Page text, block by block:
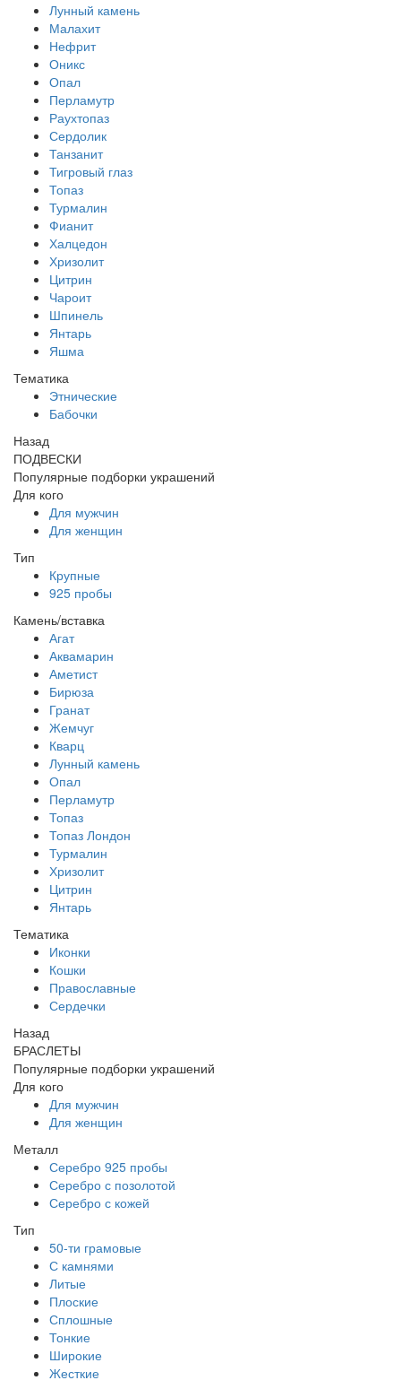
Лунный камень
Малахит
Нефрит
Оникс
Опал
Перламутр
Раухтопаз
Сердолик
Танзанит
Тигровый глаз
Топаз
Турмалин
Фианит
Халцедон
Хризолит
Цитрин
Чароит
Шпинель
Янтарь
Яшма
Тематика
Этнические
Бабочки
Назад
ПОДВЕСКИ
Популярные подборки украшений
Для кого
Для мужчин
Для женщин
Тип
Крупные
925 пробы
Камень/вставка
Агат
Аквамарин
Аметист
Бирюза
Гранат
Жемчуг
Кварц
Лунный камень
Опал
Перламутр
Топаз
Топаз Лондон
Турмалин
Хризолит
Цитрин
Янтарь
Тематика
Иконки
Кошки
Православные
Сердечки
Назад
БРАСЛЕТЫ
Популярные подборки украшений
Для кого
Для мужчин
Для женщин
Металл
Серебро 925 пробы
Серебро с позолотой
Серебро с кожей
Тип
50-ти грамовые
С камнями
Литые
Плоские
Сплошные
Тонкие
Широкие
Жесткие